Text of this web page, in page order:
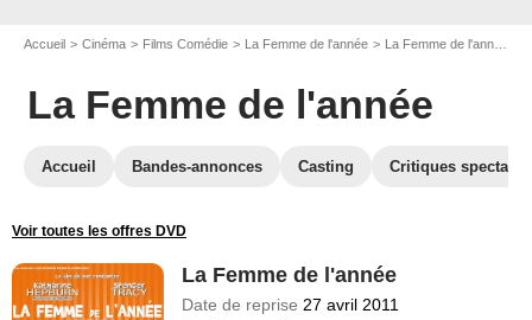
Accueil Cinéma Films Comédie La Femme de l'année La Femme de l'année en DVD
La Femme de l'année
Accueil Bandes-annonces Casting Critiques
Voir toutes les offres DVD
La Femme de l'année
Date de reprise 27 avril 2011